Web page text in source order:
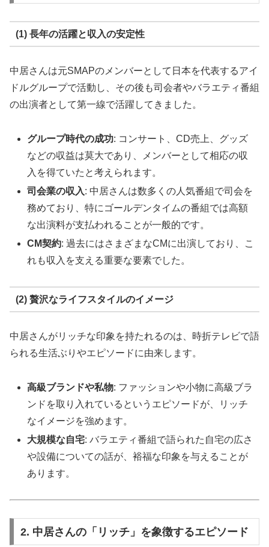
(1) 長年の活躍と収入の安定性
中居さんは元SMAPのメンバーとして日本を代表するアイ
ドルグループで活動し、その後も司会者やバラエティ番組
の出演者として第一線で活躍してきました。
グループ時代の成功: コンサート、CD売上、グッズ
などの収益は莫大であり、メンバーとして相応の収
入を得ていたと考えられます。
司会業の収入: 中居さんは数多くの人気番組で司会を
務めており、特にゴールデンタイムの番組では高額
な出演料が支払われることが一般的です。
CM契約: 過去にはさまざまなCMに出演しており、こ
れも収入を支える重要な要素でした。
(2) 贅沢なライフスタイルのイメージ
中居さんがリッチな印象を持たれるのは、時折テレビで語
られる生活ぶりやエピソードに由来します。
高級ブランドや私物: ファッションや小物に高級ブラ
ンドを取り入れているというエピソードが、リッチ
なイメージを強めます。
大規模な自宅: バラエティ番組で語られた自宅の広さ
や設備についての話が、裕福な印象を与えることが
あります。
2. 中居さんの「リッチ」を象徴するエピソード